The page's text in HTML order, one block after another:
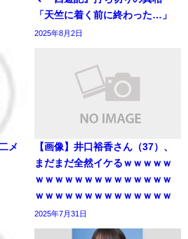
「天竺に着く前に終わった…」
2025年8月2日
メ
【画像】井口裕香さん（37）、
まだまだ全然イケるｗｗｗｗｗ
ｗｗｗｗｗｗｗｗｗｗｗｗｗｗ
ｗｗｗｗｗｗｗｗｗｗｗｗｗｗ
2025年7月31日